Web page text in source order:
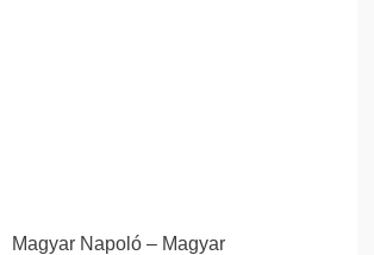
Magyar Napoló – Magyar